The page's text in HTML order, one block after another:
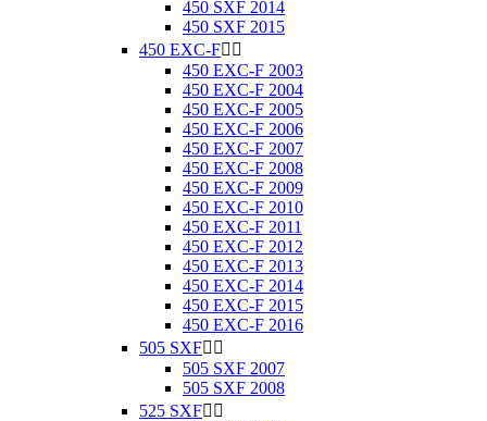
450 SXF 2014
450 SXF 2015
450 EXC-F 
450 EXC-F 2003
450 EXC-F 2004
450 EXC-F 2005
450 EXC-F 2006
450 EXC-F 2007
450 EXC-F 2008
450 EXC-F 2009
450 EXC-F 2010
450 EXC-F 2011
450 EXC-F 2012
450 EXC-F 2013
450 EXC-F 2014
450 EXC-F 2015
450 EXC-F 2016
505 SXF 
505 SXF 2007
505 SXF 2008
525 SXF 